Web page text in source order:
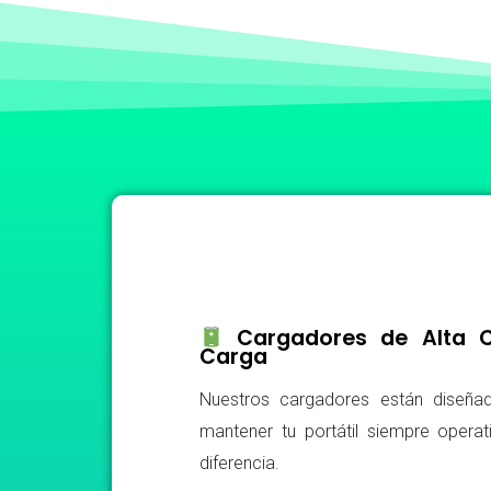
Cargadores de Alta
Carga
Nuestros cargadores están
mantener tu portátil siempre
diferencia.